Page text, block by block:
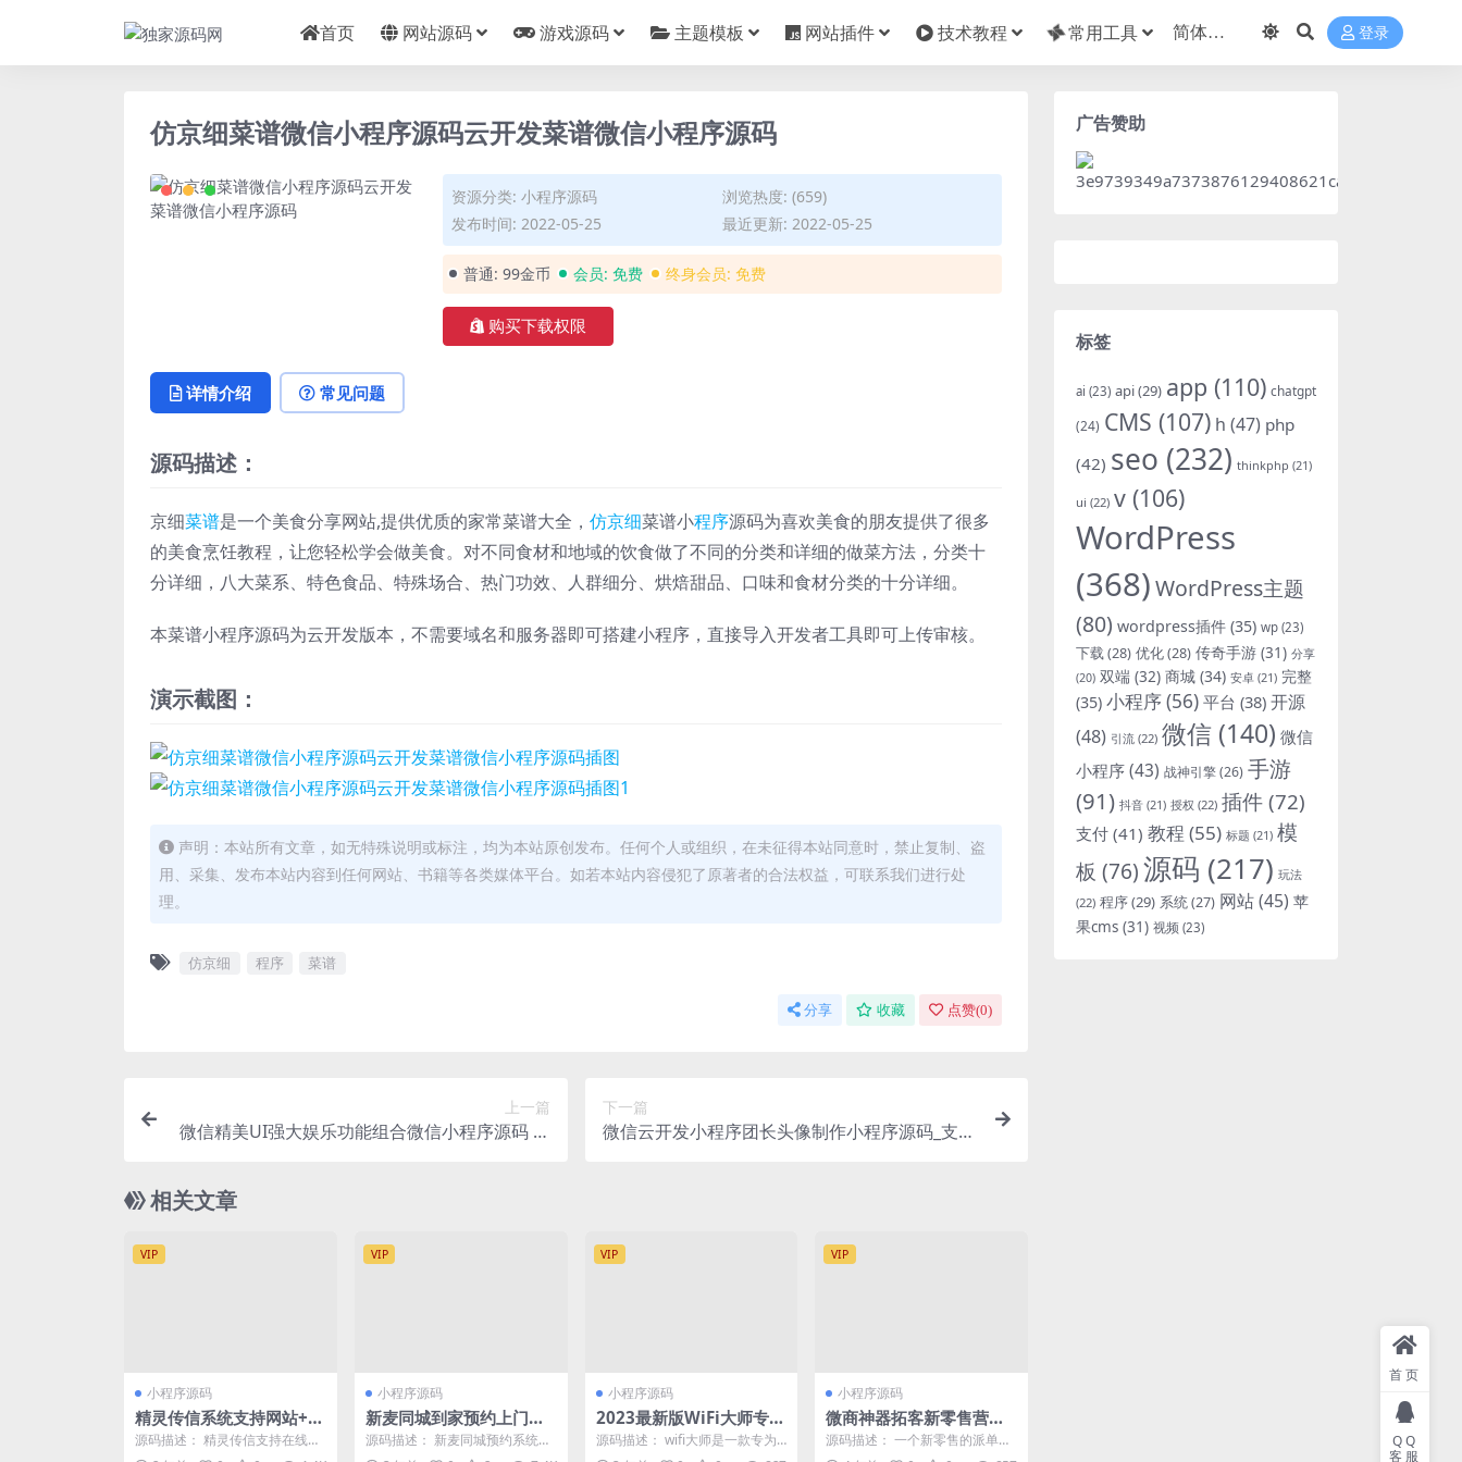
首页 网站源码 游戏源码 主题模板 网站插件 技术教程 常用工具 登录
仿京细菜谱微信小程序源码云开发菜谱微信小程序源码
资源分类: 小程序源码
浏览热度: (659)
发布时间: 2022-05-25
最近更新: 2022-05-25
普通: 99金币 会员: 免费 终身会员: 免费
购买下载权限
详情介绍 常见问题
源码描述：
京细菜谱是一个美食分享网站,提供优质的家常菜谱大全， 仿京细菜谱小程序源码为喜欢美食的朋友提供了很多
的美食烹饪教程，让您轻松学会做美食。对不同食材和地域的饮食做了不同的分类和详细的做菜方法，分类十
分详细，八大菜系、特色食品、特殊场合、热门功效、人群细分、烘焙甜品、口味和食材分类的十分详细。
本菜谱小程序源码为云开发版本，不需要域名和服务器即可搭建小程序，直接导入开发者工具即可上传审核。
演示截图：
声明：本站所有文章，如无特殊说明或标注，均为本站原创发布。任何个人或组织，在未征得本站同意时，禁止复制、盗
用、采集、发布本站内容到任何网站、书籍等各类媒体平台。如若本站内容侵犯了原著者的合法权益，可联系我们进行处
理。
仿京细 程序 菜谱
分享 收藏 点赞(0)
上一篇
微信精美UI强大娱乐功能组合微信小程序源码 支
下一篇
微信云开发小程序团长头像制作小程序源码_支持
相关文章
VIP
小程序源码
精灵传信系统支持网站+小
程序双端源码
源码描述： 精灵传信支持在线提
交发送短信，查看回复短信，在
VIP
小程序源码
新麦同城到家预约上门小
程序V3全开源版 vueadm
in+unipp开源前端+小程
源码描述： 新麦同城预约系统，
是近年来快速崛起并广受好评的
VIP
小程序源码
2023最新版WiFi大师专业
版小程序带流量主独立版
4.0.5+安装教程
源码描述： wifi大师是一款专为
商家店内用户设计的WiFi连接小
VIP
小程序源码
微商神器拓客新零售营销
推广网站源码
源码描述： 一个新零售的派单工
具，有了平台，会让客户主动加
广告赞助
标签
ai (23) api(29) app (110) chatgpt
(24) CMS (107) h (47) php
(42) seo (232) thinkphp (21)
ui (22) v (106)
WordPress
(368)WordPress主题
(80) wordpress插件 (35) wp (23)
下载(28) 优化(28) 传奇手游 (31) 分享
(20) 双端 (32) 商城 (34) 安卓 (21) 完整
(35) 小程序(56) 平台 (38) 开源
(48) 引流 (22) 微信 (140) 微信
小程序(43) 战神引擎(26) 手游
(91) 抖音 (21) 授权 (22) 插件 (72)
支付 (41) 教程 (55) 标题 (21) 模
板 (76)源码 (217) 玩法
(22) 程序(29) 系统(27) 网站(45) 苹
果cms (31) 视频 (23)
首页
QQ
客服